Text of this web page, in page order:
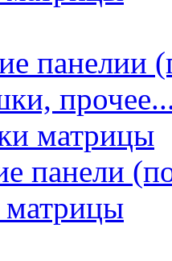
панелии
матрицы
панели